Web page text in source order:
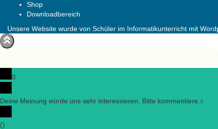
Shop
Downloadbereich
Unsere Website wurde von Schüler im Informatikunterricht mit
0
Deine Meinung würde uns sehr interessieren. Bitte kommentiere. x
()